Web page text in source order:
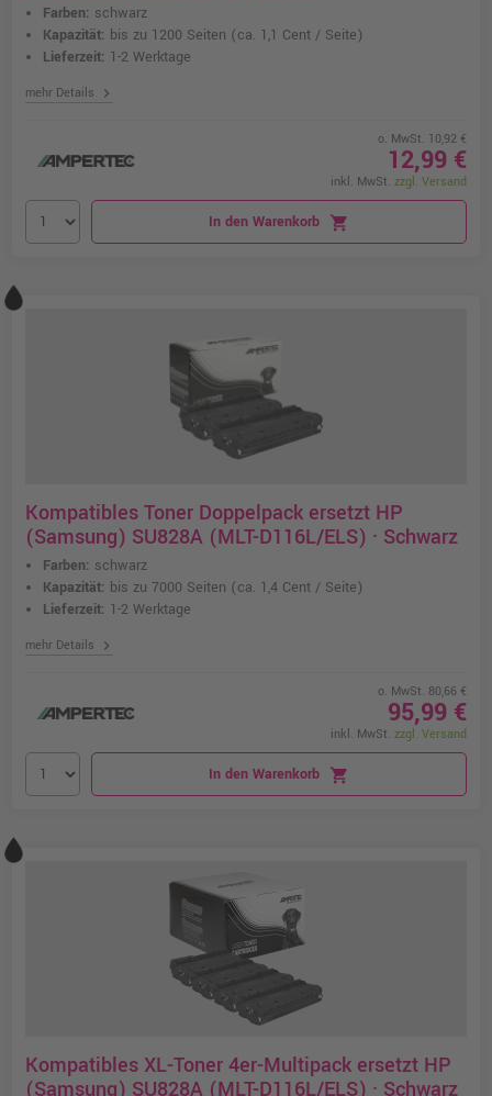
Farben: schwarz
Kapazität: bis zu 1200 Seiten (ca. 1,1 Cent / Seite)
Lieferzeit: 1-2 Werktage
mehr Details chevron_right
o. MwSt. 10,92 €
12,99 €
inkl. MwSt. zzgl. Versand
In den Warenkorb shopping_cart
Kompatibles Toner Doppelpack ersetzt HP
(Samsung) SU828A (MLT-D116L/ELS) · Schwarz
Farben: schwarz
Kapazität: bis zu 7000 Seiten (ca. 1,4 Cent / Seite)
Lieferzeit: 1-2 Werktage
mehr Details chevron_right
o. MwSt. 80,66 €
95,99 €
inkl. MwSt. zzgl. Versand
In den Warenkorb shopping_cart
Kompatibles XL-Toner 4er-Multipack ersetzt HP
(Samsung) SU828A (MLT-D116L/ELS) · Schwarz